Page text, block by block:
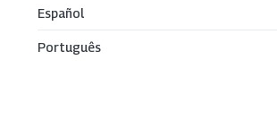
Español
Português